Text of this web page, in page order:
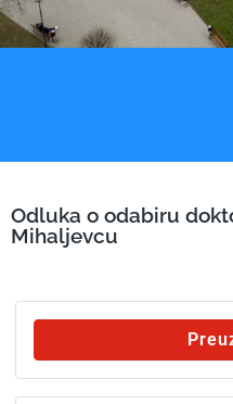
Odluka o odabiru
Mihaljevcu